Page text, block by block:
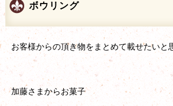
ボウリング
お客様からの頂き物をまとめて載せたいと
加藤さまからお菓子